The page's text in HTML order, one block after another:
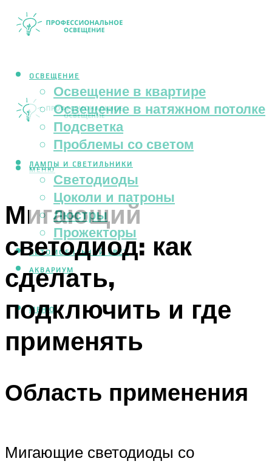
ОСВЕЩЕНИЕ
Освещение в квартире
Освещение в натяжном потолке
Подсветка
Проблемы со светом
ЛАМПЫ И СВЕТИЛЬНИКИ
Светодиоды
Цоколи и патроны
Люстры
Прожекторы
АВТОМОБИЛЬНЫЙ СВЕТ
АКВАРИУМ
МЕНЮ
МЕНЮ
Мигающий
светодиод: как
сделать,
подключить и где
применять
Область применения
Мигающие светодиоды со